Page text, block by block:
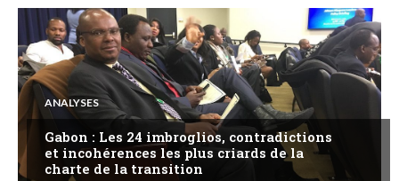
ANALYSES
Gabon : Les 24 imbroglios, contradictions
et incohérences les plus criards de la
charte de la transition